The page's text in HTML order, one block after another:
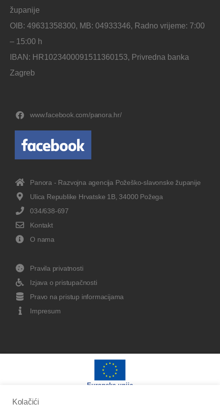
županije
OIB: 49631358300, MB: 04933346, Radno vrijeme: 7:00
– 15:00 h
IBAN: HR1023400091511360153, Privredna banka
Zagreb
www.facebook.com/panora.hr/
Panora - Razvojna agencija Požeško-slavonske županije
Ulica Republike Hrvatske 1B, 34000 Požega
034/638-697
Kontakt
O nama
Pravila privatnosti
Izjava o pristupačnosti
Pravo na pristup informacijama
Impresum
Europska unija
Kolačići